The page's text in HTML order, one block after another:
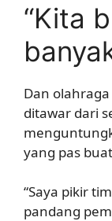
“Kita
Dan
ditawar dari
yang pas
“Saya pikir
pandang